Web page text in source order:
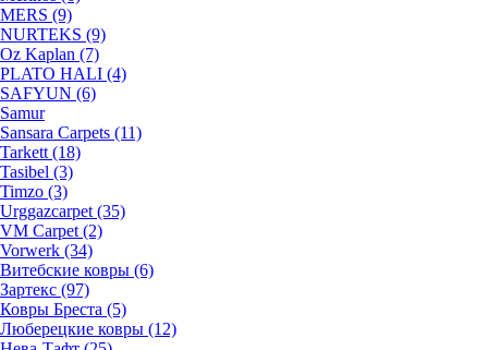
MERS (9)
NURTEKS (9)
Oz Kaplan (7)
PLATO HALI (4)
SAFYUN (6)
Samur
Sansara Carpets (11)
Tarkett (18)
Tasibel (3)
Timzo (3)
Urggazcarpet (35)
VM Carpet (2)
Vorwerk (34)
Витебские ковры (6)
Зартекс (97)
Ковры Бреста (5)
Люберецкие ковры (12)